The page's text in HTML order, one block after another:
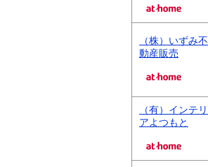
（株）いずみ不
動産販売
（有）インテリ
アよつもと